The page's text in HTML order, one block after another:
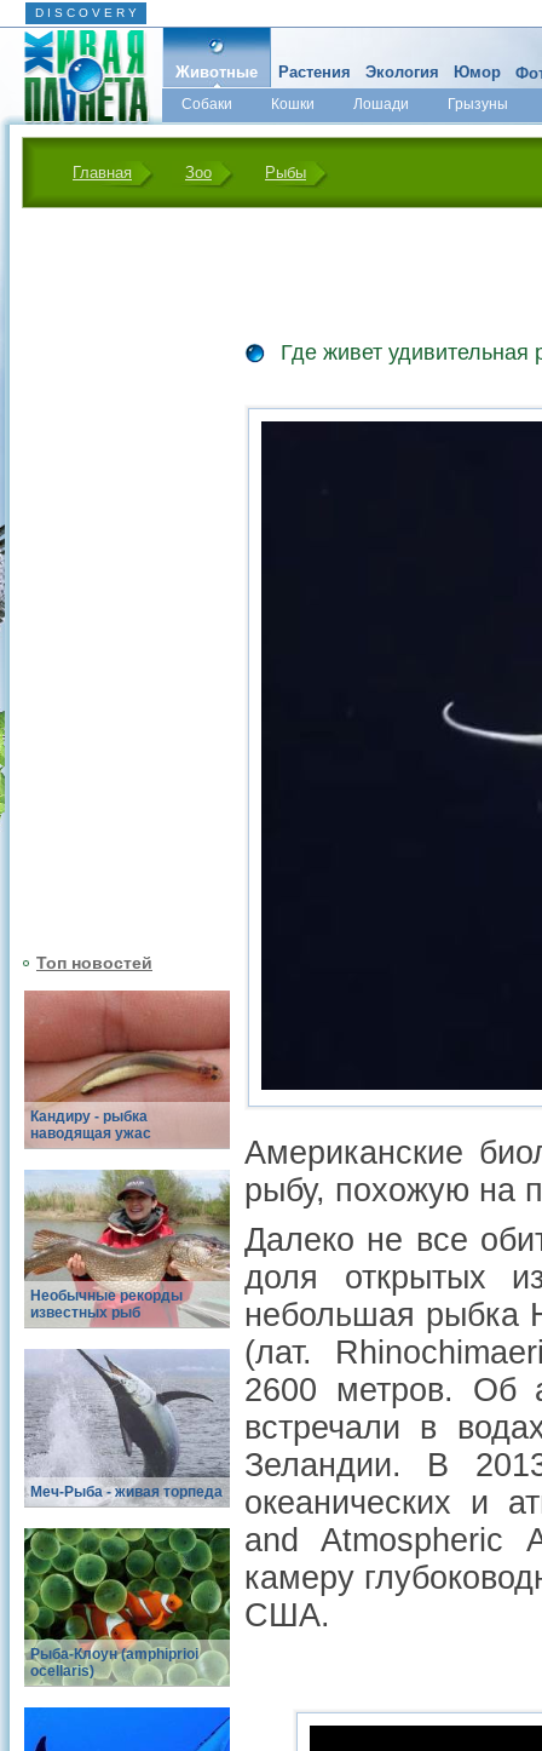
D I S C O V E R Y
Животные
Собаки Кошки Лошади
Грызуны
Микромир
Растения Экология Юмор
Главная Зоо Рыбы
Топ новостей
Кандиру - рыбка
наводящая ужас
Необычные рекорды
известных рыб
Меч-Рыба - живая торпеда
Рыба-Клоун (amphiprioi
ocellaris)
Где живет удивительная
Американские
рыбу, похожую на
Далеко не все
доля открытых
небольшая рыбка
(лат.
2600 метров. Об
встречали в
Зеландии. В
океанических и
and Atmospheric
камеру
США.